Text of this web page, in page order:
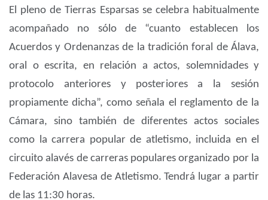
El pleno de Tierras Esparsas se celebra habitualmente
acompañado no sólo de “cuanto establecen los
Acuerdos y Ordenanzas de la tradición foral de Álava,
oral o escrita, en relación a actos, solemnidades y
protocolo anteriores y posteriores a la sesión
propiamente dicha”, como señala el reglamento de la
Cámara, sino también de diferentes actos sociales
como la carrera popular de atletismo, incluida en el
circuito alavés de carreras populares organizado por la
Federación Alavesa de Atletismo. Tendrá lugar a partir
de las 11:30 horas.